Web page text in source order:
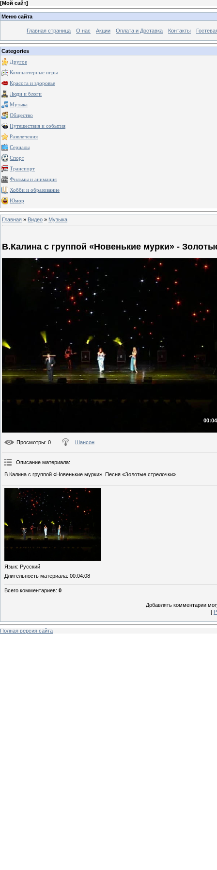
[Мой сайт]
Меню сайта
Главная страница О нас Акции Оплата и Доставка Контакты
Categories
Другое
Компьютерные игры
Красота и здоровье
Люди и блоги
Музыка
Общество
Путешествия и события
Развлечения
Сериалы
Спорт
Транспорт
Фильмы и анимация
Хобби и образование
Юмор
Главная » Видео » Музыка
В.Калина с группой «Новенькие мурки» -
Просмотры: 0 Шансон
Описание материала:
В.Калина с группой «Новенькие мурки». Песня «Золотые стрелочки».
Язык: Русский
Длительность материала: 00:04:08
Всего комментариев: 0
Добавлять комментарии
[
Полная версия сайта